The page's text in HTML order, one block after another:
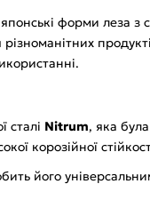
форми леза з
сталі Nitrum, яка
корозійної
його